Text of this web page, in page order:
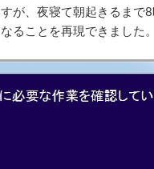
が、夜寝て朝起きるまで
ることを再現できました。